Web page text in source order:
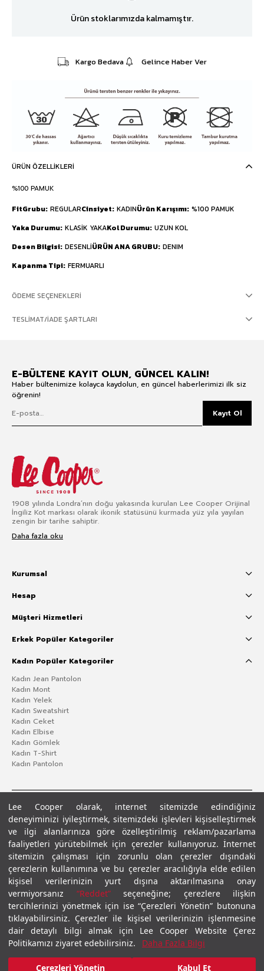
Lee Cooper olarak, internet sitemizde edindiğiniz
deneyiminizi iyileştirmek, sitemizdeki işlevleri kişiselleştirmek
ve ilgi alanlarınıza göre özelleştirilmiş reklam/pazarlama
faaliyetleri yürütebilmek için çerezler kullanıyoruz. İnternet
sitemizin çalışması için zorunlu olan çerezler dışındaki
çerezlerin kullanımına ve bu çerezler aracılığıyla elde edilen
kişisel verilerinizin yurt dışına aktarılmasına onay
vermiyorsanız “Reddet”seçeneğine; çerezlere ilişkin
tercihlerinizi yönetmek için ise “Çerezleri Yönetin” butonuna
tıklayabilirsiniz. Çerezler ile kişisel verilerinizin işlenmesine
dair detaylı bilgi almak için Lee Cooper Website Çerez
Politikamızı ziyaret edebilirsiniz.
Daha Fazla Bilgi
Çerezleri Yönetin Kabul Et
Ürün stoklarımızda kalmamıştır.
Kargo Bedava Gelince Haber Ver
ÜRÜN ÖZELLIKLERI
%100 PAMUK
FitGrubu REGULARCinsiyet KADINÜrün Karışımı %100 PAMUK
Yaka Durumu KLASİK YAKAKol Durumu UZUN KOL
Desen Bilgisi DESENLİÜRÜN ANA GRUBU DENIM
Kapanma Tipi FERMUARLI
ÖDEME SEÇENEKLERI
TESLIMAT/İADE ŞARTLARI
E-BÜLTENE KAYIT OLUN, GÜNCEL KALIN!
Haber bültenimize kolayca kaydolun, en güncel haberlerimizi ilk siz
öğrenin!
Kayıt Ol
1908 yılında Londra’nın doğu yakasında kurulan Lee Cooper Orijinal
İngiliz Kot markası olarak ikonik statüsünü kurmada yüz yıla yayılan
zengin bir tarihe sahiptir.
Daha fazla oku
Kurumsal
Hesap
Müşteri Hizmetleri
Erkek Popüler Kategoriler
Kadın Popüler Kategoriler
Kadın Jean Pantolon
Kadın Mont
Kadın Yelek
Kadın Sweatshirt
Kadın Ceket
Kadın Elbise
Kadın Gömlek
Kadın T-Shirt
Kadın Pantolon
Gizlilik PolitikasıÇerez Politikası KVKK Aydınlatma MetniŞartlar ve Koşullar
© 2026 Leecooper - Tüm Hakları Saklıdır.
₺3.999,00